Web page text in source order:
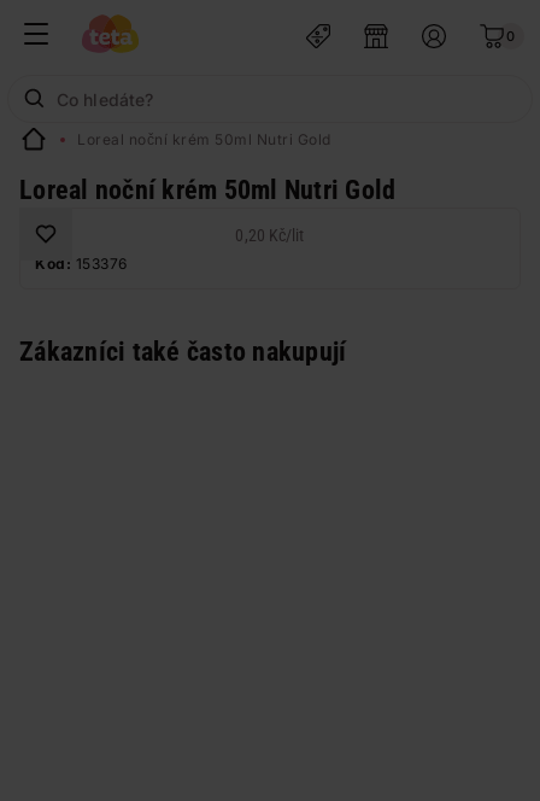
0
Loreal noční krém 50ml Nutri Gold
Loreal noční krém 50ml Nutri Gold
0,20 Kč/ lit
Kód: 153376
Zákazníci také často nakupují